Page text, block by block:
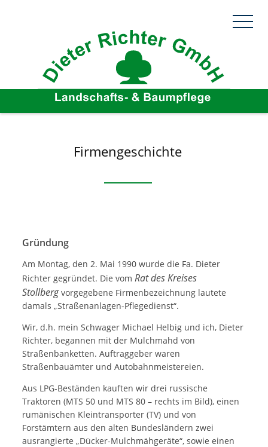
Firmengeschichte
Gründung
Am Montag, den 2. Mai 1990 wurde die Fa. Dieter
Richter gegründet. Die vom Rat des Kreises
Stollbergvorgegebene Firmenbezeichnung lautete
damals „Straßenanlagen-Pflegedienst“.
Wir, d.h. mein Schwager Michael Helbig und ich, Dieter
Richter, begannen mit der Mulchmahd von
Straßenbanketten. Auftraggeber waren
Straßenbauämter und Autobahnmeistereien.
Aus LPG-Beständen kauften wir drei russische
Traktoren (MTS 50 und MTS 80 – rechts im Bild), einen
rumänischen Kleintransporter (TV) und von
Forstämtern aus den alten Bundesländern zwei
ausrangierte „Dücker-Mulchmähgeräte“, sowie einen